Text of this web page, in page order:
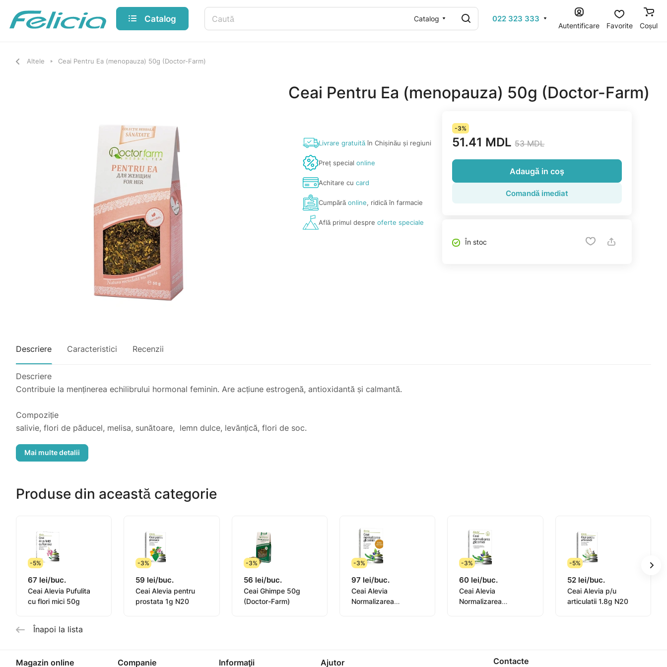
Catalog Catalog 022 323 333
Autentificare Favorite Coșul
Altele Ceai Pentru Ea (menopauza) 50g (Doctor-Farm)
Ceai Pentru Ea (menopauza) 50g (Doctor-Farm)
Livrare gratuităîn Chișinău și regiuni
Preț specialonline
Achitare cucard
Cumpărăonline, ridică în farmacie
Află primul despreoferte speciale
-3%
51.41 MDL 53 MDL
Adaugă in coş
Comandă imediat
În stoc
Descriere Caracteristici Recenzii
Descriere
Contribuie la menținerea echilibrului hormonal feminin. Are acțiune estrogenă, antioxidantă și calmantă.
Compoziție
salivie, flori de păducel, melisa, sunătoare, lemn dulce, levănțică, flori de soc.
Mod de preparare
Mod de utilizare
2 – 3 căni de ceai pe zi cu jumate de oră înainte de masă timp de 3-4 săptămâni. Se repetă la necesitate.
Produse din această categorie
-5%
67 lei/buc.
Ceai Alevia Pufulita
cu flori mici 50g
-3%
59 lei/buc.
Ceai Alevia pentru
prostata 1g N20
-3%
56 lei/buc.
Ceai Ghimpe 50g
(Doctor-Farm)
-3%
97 lei/buc.
Ceai Alevia
Normalizarea
-3%
60 lei/buc.
Ceai Alevia
Normalizarea
-5%
52 lei/buc.
Ceai Alevia p/u
articulatii 1.8g N20
Înapoi la lista
Magazin online Companie Informaţii Ajutor Contacte